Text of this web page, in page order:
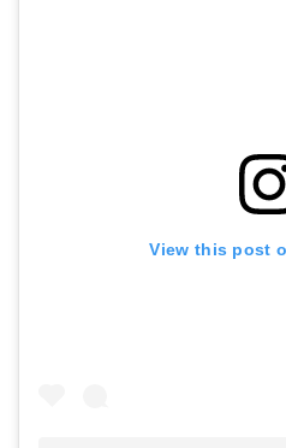
View this post